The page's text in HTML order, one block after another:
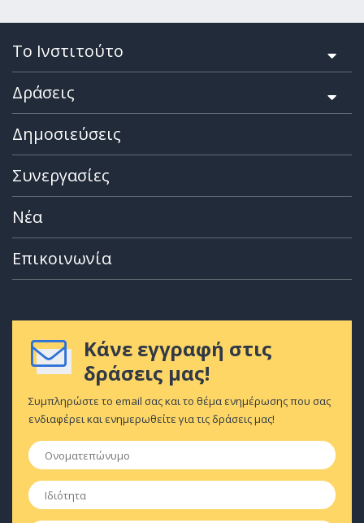
Το Ινστιτούτο
Δράσεις
Δημοσιεύσεις
Συνεργασίες
Νέα
Επικοινωνία
Κάνε εγγραφή στις
δράσεις μας!
Συμπληρώστε το email σας και το θέμα ενημέρωσης που σας
ενδιαφέρει και ενημερωθείτε για τις δράσεις μας!
Ονοματεπώνυμο
Ιδιότητα